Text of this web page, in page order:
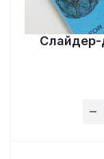
Слайдер-